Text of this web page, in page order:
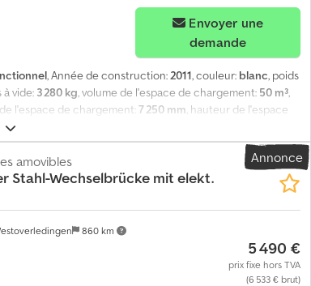
demande
, Année de construction:2011, couleur: blanc, poids
à vide: 3 280 kg, volume de l'espace de chargement: 50 m³,
l'espace de chargement:7 250 mm, hauteur de l'espace
, - Année de construction : 2009-2011 - Constructeur :
en aluminium - Double plancher - Poids total
: 12 720 kg - Dimensions intérieures : L=7 250 mm, l=2 480
- Parois intérieures en tôle perforée à trous de
et standard Livraison possible en supplément Financement
Horaires d’ouverture : Lun.-Ven. 8h-14h ou sur rendez-vous
mobiles. Crjdpfx Agjqk R I Nsmsf Facture avec TVA
Umpferstedt
Annonce
860 km
amovibles
Stahl-Wechselbrücke mit elekt.
5 490 €
prix fixe hors TVA
(6 533 € brut)